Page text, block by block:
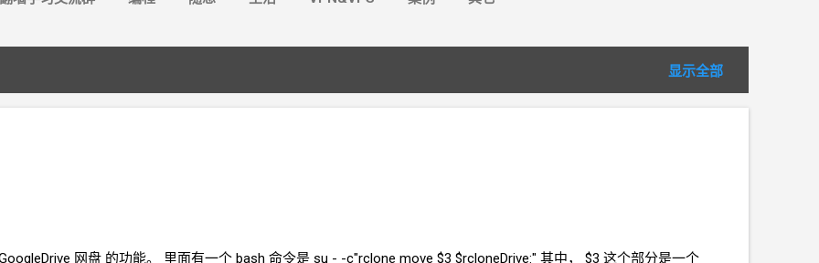
显示全部
网盘 的功能。 里面有一个 bash 命令是 su - -c"rclone move $3 $rcloneDrive:" 其中， $3 这个部分是一个